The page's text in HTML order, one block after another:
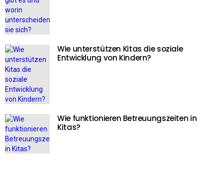
Wie unterstützen Kitas die soziale
Entwicklung von Kindern?
Wie funktionieren Betreuungszeiten in
Kitas?